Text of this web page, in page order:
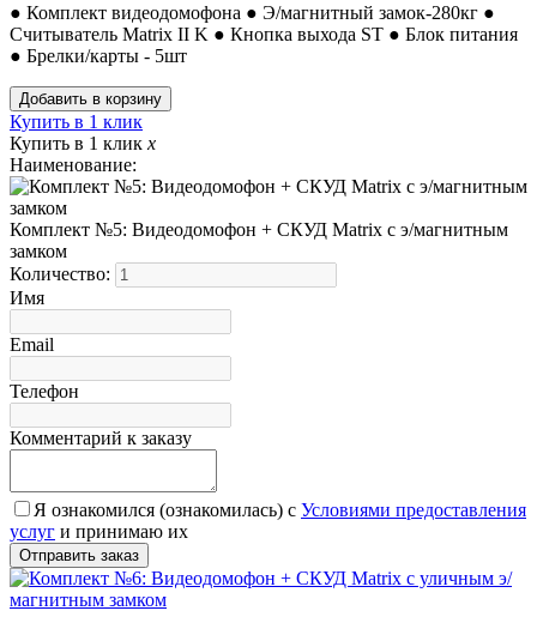
● Комплект видеодомофона ● Э/магнитный замок-280кг ●
Считыватель Matrix II K ● Кнопка выхода ST ● Блок питания
● Брелки/карты - 5шт
Купить в 1 клик
Купить в 1 клик x
Наименование:
Комплект №5: Видеодомофон + СКУД Matrix с э/магнитным
замком
Количество:
Имя
Email
Телефон
Комментарий к заказу
Я ознакомился (ознакомилась) с Условиями предоставления
услуг и принимаю их